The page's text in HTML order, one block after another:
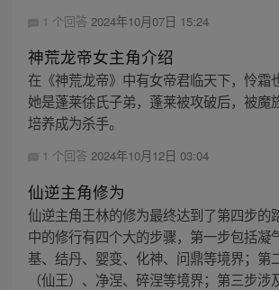
1 个回答 2024年10月07日 15:24
神荒龙帝女主角介绍
在《神荒龙帝》中有女帝君临天下，怜霜
她是蓬莱徐氏子弟，蓬莱被攻破后，被魔
培养成为杀手。
1 个回答 2024年10月12日 03:04
仙逆主角修为
仙逆主角王林的修为最终达到了第四步的
中的修行有四个大的步骤，第一步包括凝
基、结丹、婴变、化神、问鼎等境界；第
（仙王）、净涅、碎涅等境界；第三步涉